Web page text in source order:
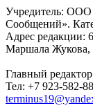
Учредитель:
Сообщений».
Адрес редакции:
Маршала Жукова,
Главный
Тел: +7 923-582-